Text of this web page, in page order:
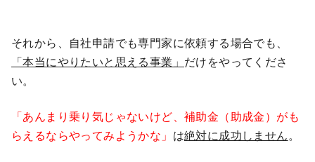
それから、自社申請でも専門家に依頼する場合でも、
「本当にやりたいと思える事業」 だけをやってくださ
い。
「あんまり乗り気じゃないけど、補助金（助成金）がも
らえるならやってみようかな」 は絶対に成功しません。